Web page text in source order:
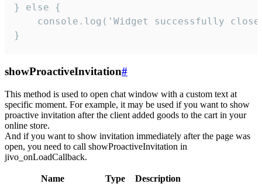
} else {
console.log('Widget successfully
}
showProactiveInvitation#
This method is used to open chat window with a custom text at
specific moment. For example, it may be used if you want to show
proactive invitation after the client added goods to the cart in your
online store.
And if you want to show invitation immediately after the page was
open, you need to call showProactiveInvitation in
jivo_onLoadCallback.
Name Type
Description